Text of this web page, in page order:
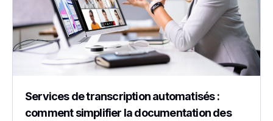
Services de transcription automatisés :
comment simplifier la documentation des